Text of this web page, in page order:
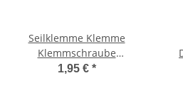
Seilklemme Klemme
Klemmschraube
BremszugKlemmplättchen
1,95 € *